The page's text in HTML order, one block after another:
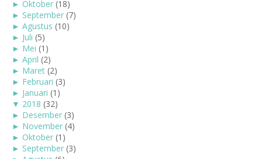
► Oktober (18)
► September (7)
► Agustus (10)
► Juli (5)
► Mei (1)
► April (2)
► Maret (2)
► Februari (3)
► Januari (1)
▼ 2018 (32)
► Desember (3)
► November (4)
► Oktober (1)
► September (3)